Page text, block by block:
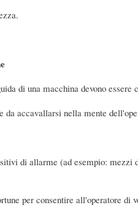
di una macchina devono
da accavallarsi nella mente
di allarme (ad esempio: mezzi
per consentire all'operatore